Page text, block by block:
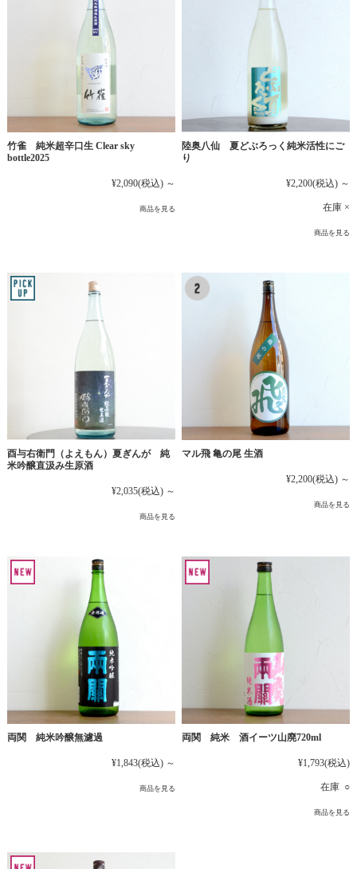
竹雀 純米超辛口生 Clear sky
bottle2025
¥2,090(税込) ～
商品を見る
陸奥八仙 夏どぶろっく純米活性にご
り
¥2,200(税込) ～
在庫 ×
商品を見る
酉与右衛門（よえもん）夏ぎんが 純
米吟醸直汲み生原酒
¥2,035(税込) ～
商品を見る
マル飛 亀の尾 生酒
¥2,200(税込) ～
商品を見る
両関 純米吟醸無濾過
¥1,843(税込) ～
商品を見る
両関 純米 酒イーツ山廃720ml
¥1,793(税込)
在庫 ○
商品を見る